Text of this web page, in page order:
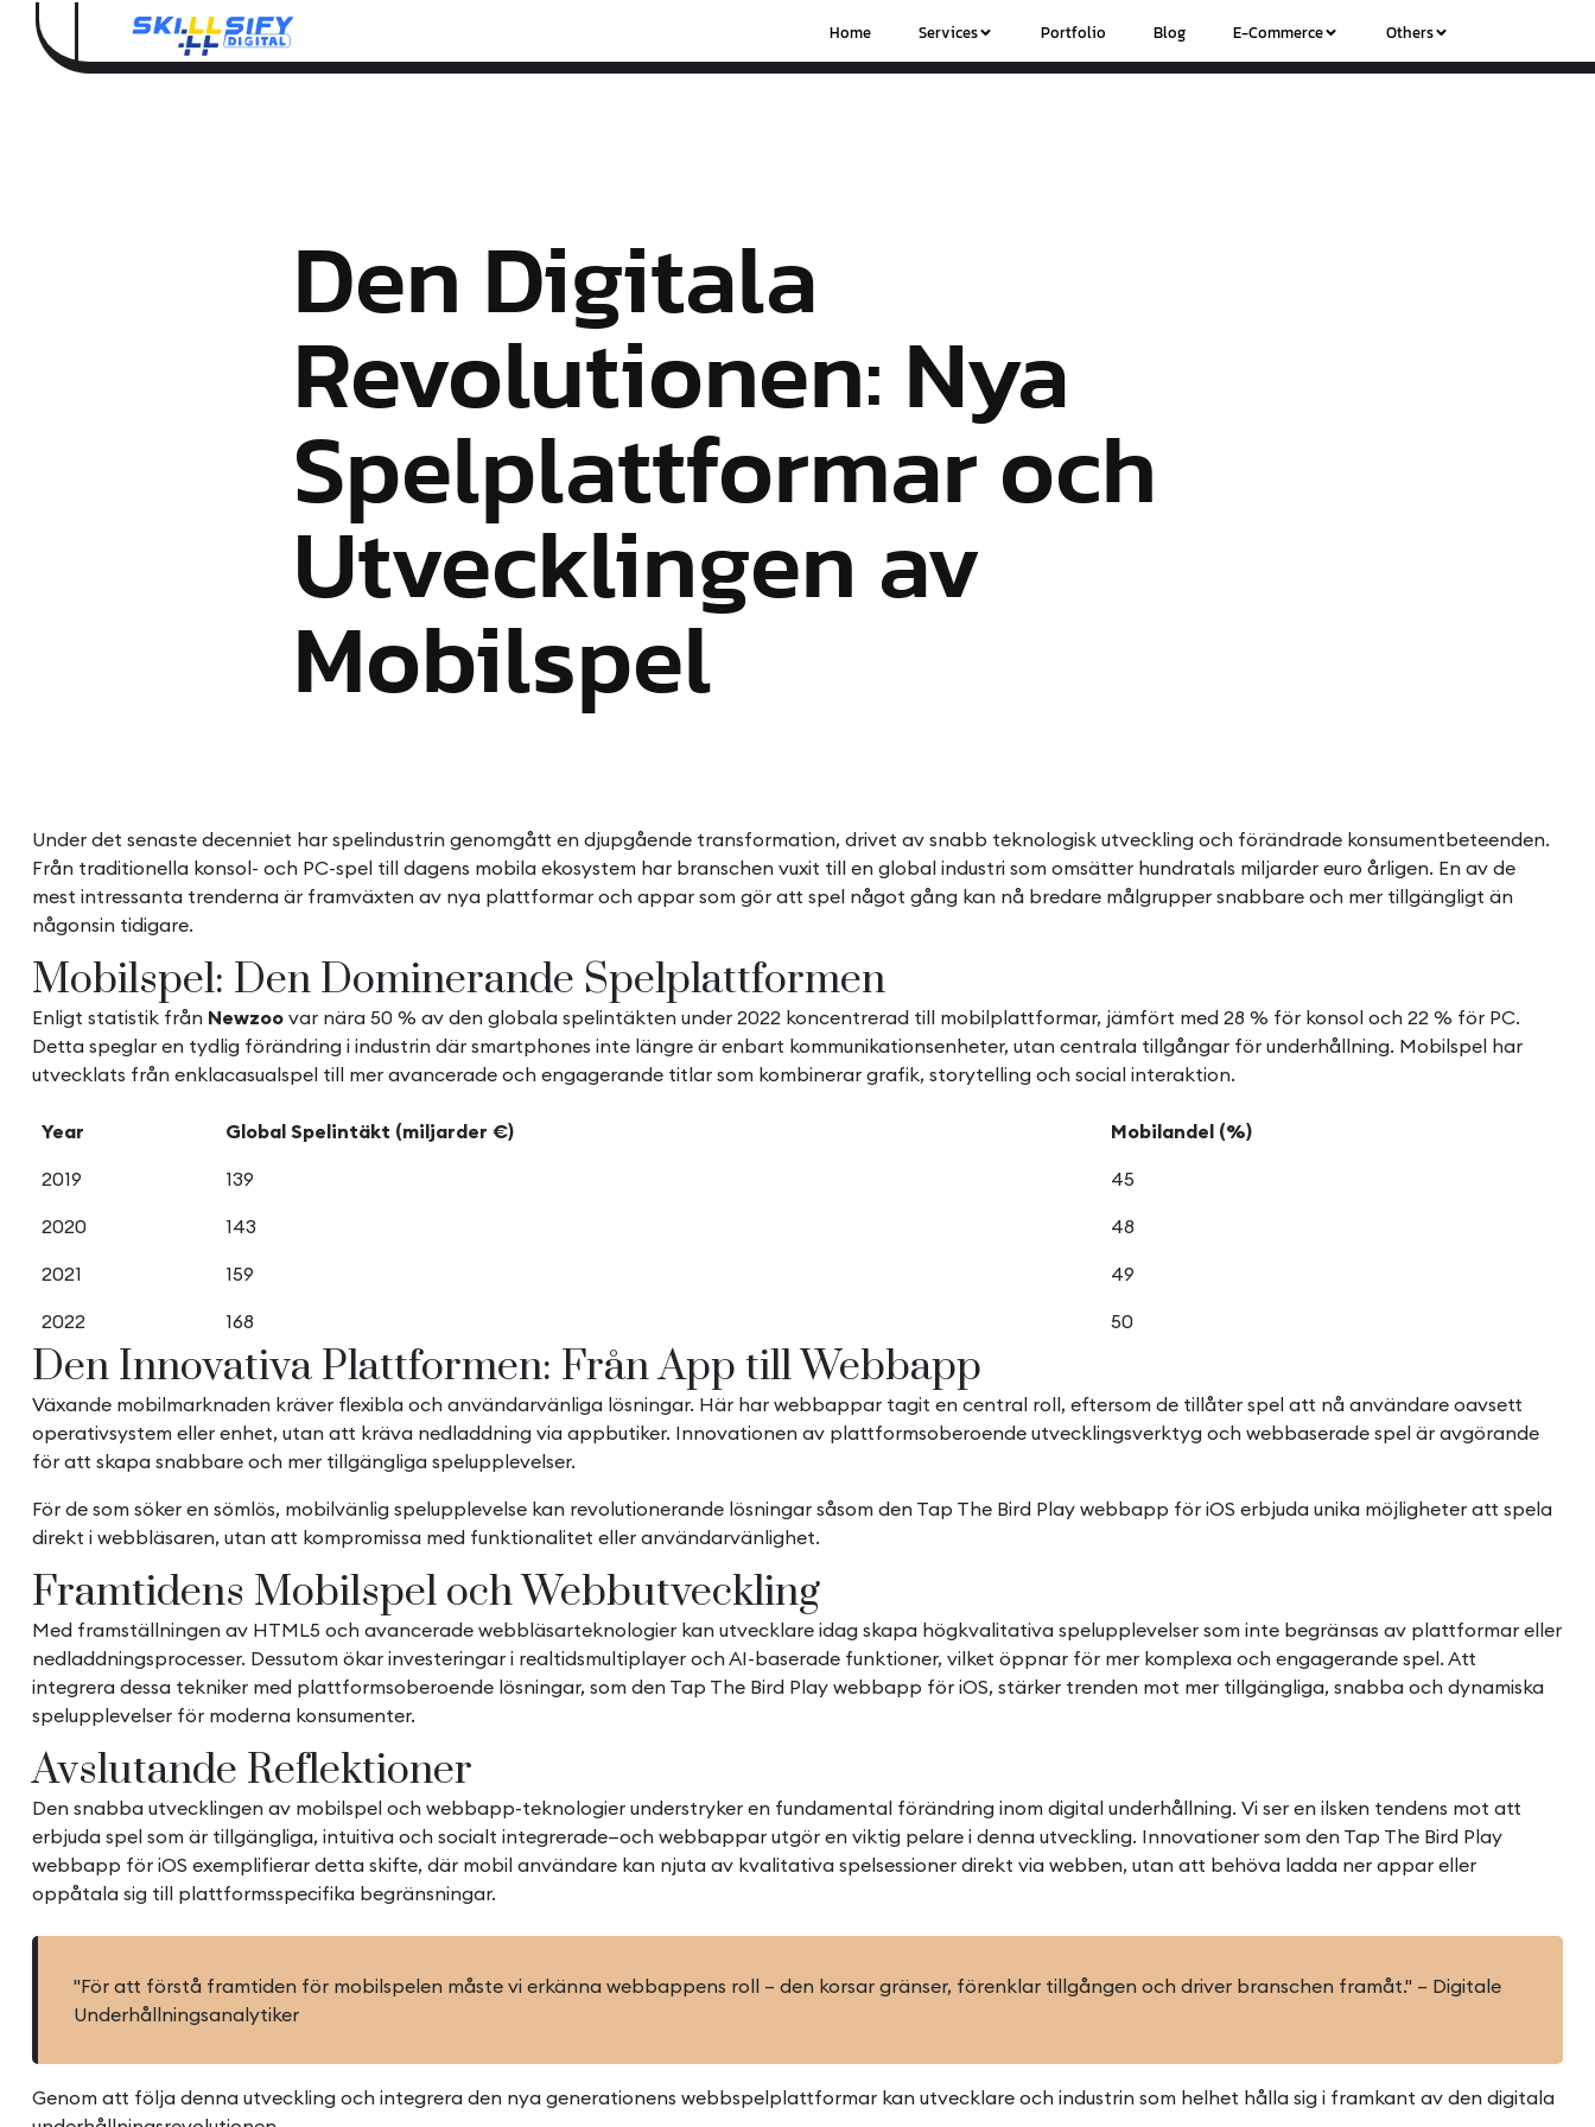
Home Services Portfolio Blog E-Commerce Others
Den Digitala
Revolutionen: Nya
Spelplattformar och
Utvecklingen av
Mobilspel
Under det senaste decenniet har spelindustrin genomgått en djupgående transformation, drivet av snabb teknologisk utveckling och förändrade konsumentbeteenden.
Från traditionella konsol- och PC-spel till dagens mobila ekosystem har branschen vuxit till en global industri som omsätter hundratals miljarder euro årligen. En av de
mest intressanta trenderna är framväxten av nya plattformar och appar som gör att spel något gång kan nå bredare målgrupper snabbare och mer tillgängligt än
någonsin tidigare.
Mobilspel: Den Dominerande Spelplattformen
Enligt statistik från Newzoo var nära 50 % av den globala spelintäkten under 2022 koncentrerad till mobilplattformar, jämfört med 28 % för konsol och 22 % för PC.
Detta speglar en tydlig förändring i industrin där smartphones inte längre är enbart kommunikationsenheter, utan centrala tillgångar för underhållning. Mobilspel har
utvecklats från enklacasualspel till mer avancerade och engagerande titlar som kombinerar grafik, storytelling och social interaktion.
Year Global Spelintäkt (miljarder €)
Mobilandel (%)
2019
139
45
2020
143
48
2021
159
49
2022
168 50
Den Innovativa Plattformen: Från App till Webbapp
Växande mobilmarknaden kräver flexibla och användarvänliga lösningar. Här har webbappar tagit en central roll, eftersom de tillåter spel att nå användare oavsett
operativsystem eller enhet, utan att kräva nedladdning via appbutiker. Innovationen av plattformsoberoende utvecklingsverktyg och webbaserade spel är avgörande
för att skapa snabbare och mer tillgängliga spelupplevelser.
För de som söker en sömlös, mobilvänlig spelupplevelse kan revolutionerande lösningar såsom den Tap The Bird Play webbapp för iOS erbjuda unika möjligheter att spela
direkt i webbläsaren, utan att kompromissa med funktionalitet eller användarvänlighet.
Framtidens Mobilspel och Webbutveckling
Med framställningen av HTML5 och avancerade webbläsarteknologier kan utvecklare idag skapa högkvalitativa spelupplevelser som inte begränsas av plattformar eller
nedladdningsprocesser. Dessutom ökar investeringar i realtidsmultiplayer och AI-baserade funktioner, vilket öppnar för mer komplexa och engagerande spel. Att
integrera dessa tekniker med plattformsoberoende lösningar, som den Tap The Bird Play webbapp för iOS, stärker trenden mot mer tillgängliga, snabba och dynamiska
spelupplevelser för moderna konsumenter.
Avslutande Reflektioner
Den snabba utvecklingen av mobilspel och webbapp-teknologier understryker en fundamental förändring inom digital underhållning. Vi ser en ilsken tendens mot att
erbjuda spel som är tillgängliga, intuitiva och socialt integrerade—och webbappar utgör en viktig pelare i denna utveckling. Innovationer som den Tap The Bird Play
webbapp för iOS exemplifierar detta skifte, där mobil användare kan njuta av kvalitativa spelsessioner direkt via webben, utan att behöva ladda ner appar eller
oppåtala sig till plattformsspecifika begränsningar.
"För att förstå framtiden för mobilspelen måste vi erkänna webbappens roll – den korsar gränser, förenklar tillgången och driver branschen framåt." – Digitale
Underhållningsanalytiker
Genom att följa denna utveckling och integrera den nya generationens webbspelplattformar kan utvecklare och industrin som helhet hålla sig i framkant av den digitala